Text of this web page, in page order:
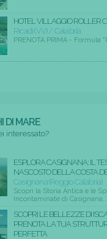
HOTEL VILLAGGIO ROLLER
Ricadi (VV) / Calabria
PRENOTA PRIMA - Formula
DI MARE
interessato?
ESPLORA CASIGNANA: IL
NASCOSTO DELLA COSTA
Casignana (Reggio Calabria)
Scopri la Storia Antica e le
Incontaminate di Casignana...
SCOPRI LE BELLEZZE DI
PRENOTA LA TUA
PERFETTA